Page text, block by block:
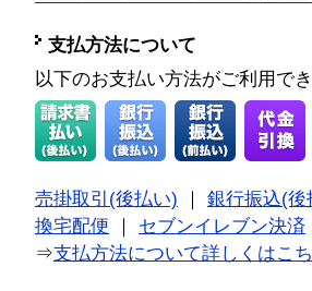
支払方法について
以下のお支払い方法がご利用で
売掛取引(後払い)
銀行振込(後
換宅配便
セブンイレブン決済
⇒支払方法について詳しくはこ